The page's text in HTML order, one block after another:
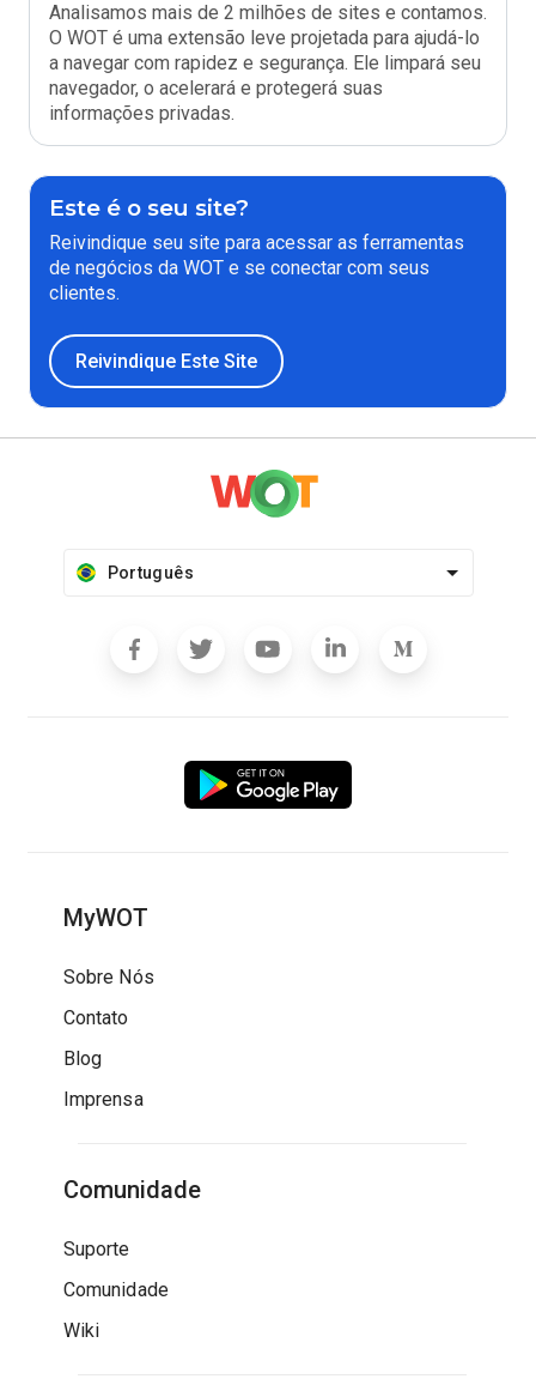
Analisamos mais de 2 milhões de sites e contamos.
O WOT é uma extensão leve projetada para ajudá-lo
a navegar com rapidez e segurança. Ele limpará seu
navegador, o acelerará e protegerá suas
informações privadas.
Este é o seu site?
Reivindique seu site para acessar as ferramentas
de negócios da WOT e se conectar com seus
clientes.
Reivindique Este Site
Português
MyWOT
Sobre Nós
Contato
Blog
Imprensa
Comunidade
Suporte
Comunidade
Wiki